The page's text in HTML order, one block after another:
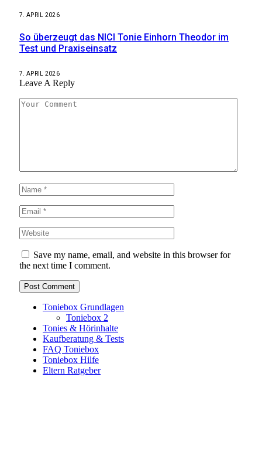
7. APRIL 2026
So überzeugt das NICI Tonie Einhorn Theodor im
Test und Praxiseinsatz
7. APRIL 2026
Leave A Reply
Save my name, email, and website in this browser for
the next time I comment.
Toniebox Grundlagen
Toniebox 2
Tonies & Hörinhalte
Kaufberatung & Tests
FAQ Toniebox
Toniebox Hilfe
Eltern Ratgeber